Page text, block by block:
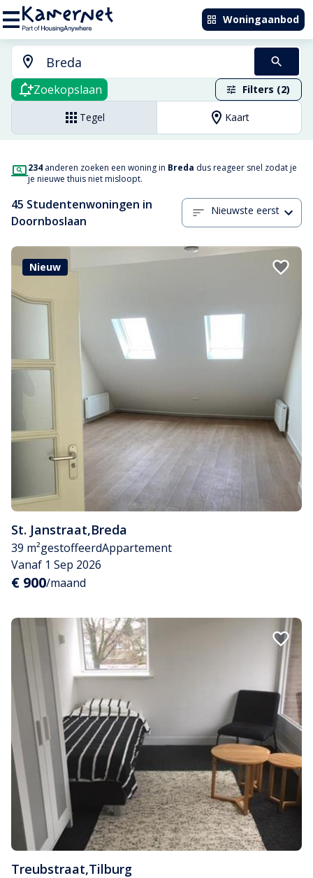
Woningaanbod
Zoekopslaan Filters (2)
Tegel Kaart
234 anderen zoeken een woning in Breda dus reageer snel zodat je
je nieuwe thuis niet misloopt.
45 Studentenwoningen in
Doornboslaan
Nieuwste eerst
Nieuw
St. Janstraat,Breda
39 m²gestoffeerdAppartement
Vanaf 1 Sep 2026
€ 900/maand
Treubstraat,Tilburg